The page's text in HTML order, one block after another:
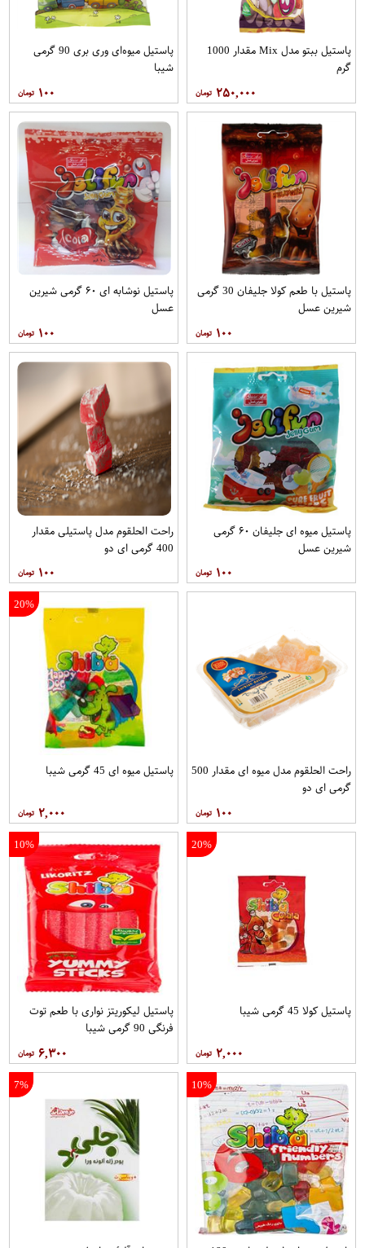
پاستیل ببتو مدل Mix مقدار 1000
گرم
۲۵۰,۰۰۰
پاستیل میوه‌ای وری بری 90 گرمی
شیبا
۱۰۰
پاستیل با طعم کولا جلیفان 30 گرمی
شیرین عسل
۱۰۰
پاستیل نوشابه ای ۶۰ گرمی شیرین
عسل
۱۰۰
پاستیل میوه ای جلیفان ۶۰ گرمی
شیرین عسل
۱۰۰
راحت الحلقوم مدل پاستیلی مقدار
400 گرمی ای دو
۱۰۰
راحت الحلقوم مدل میوه ای مقدار 500
گرمی ای دو
۱۰۰
20%
پاستيل ميوه ای 45 گرمی شيبا
۲,۰۰۰
20%
پاستيل کولا 45 گرمی شيبا
۲,۰۰۰
10%
پاستیل لیکوریتز نواری با طعم توت
فرنگی 90 گرمی شیبا
۶,۳۰۰
10%
7%